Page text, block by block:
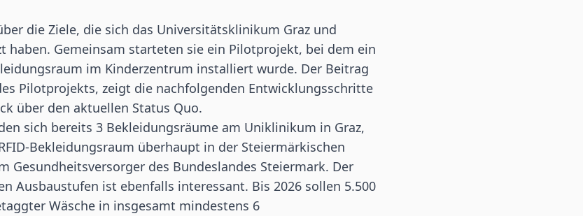
die Ziele, die sich das Universitätsklinikum Graz und
haben. Gemeinsam starteten sie ein Pilotprojekt, bei dem ein
im Kinderzentrum installiert wurde. Der Beitrag
Pilotprojekts, zeigt die nachfolgenden Entwicklungsschritte
über den aktuellen Status Quo.
sich bereits 3 Bekleidungsräume am Uniklinikum in Graz,
Bekleidungsraum überhaupt in der Steiermärkischen
Gesundheitsversorger des Bundeslandes Steiermark. Der
Ausbaustufen ist ebenfalls interessant. Bis 2026 sollen 5.500
Wäsche in insgesamt mindestens 6